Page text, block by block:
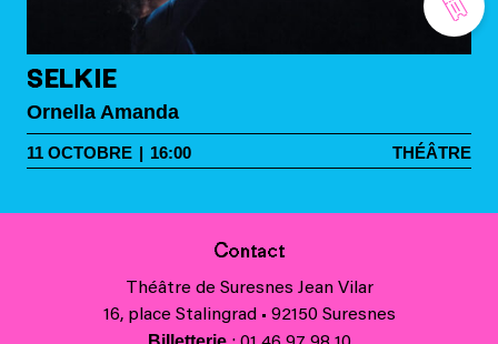
SELKIE
Ornella Amanda
11 OCTOBRE | 16:00 THÉÂTRE
Contact
Théâtre de Suresnes Jean Vilar
16, place Stalingrad • 92150 Suresnes